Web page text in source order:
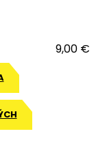
9,00 €